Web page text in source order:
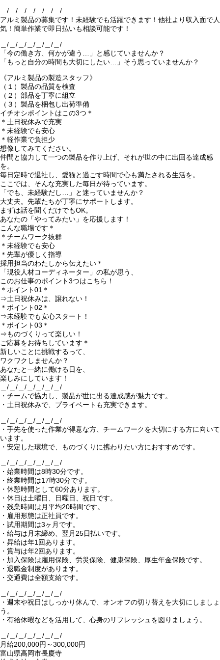
＿/＿/＿/＿/＿/＿/＿/
アルミ製品の募集です！未経験でも活躍できます！他社より収入面で人
気！簡単作業で即日払いも相談可能です！
＿/＿/＿/＿/＿/＿/＿/
「今の働き方、何かが違う…」と感じていませんか？
「もっと自分の時間も大切にしたい…」そう思っていませんか？
《アルミ製品の製造スタッフ》
（１）製品の品質を検査
（２）部品を丁寧に組立
（３）製品を梱包し出荷準備
イチオシポイントはこの3つ＊
＊土日祝休みで充実
＊未経験でも安心
＊軽作業で負担少
想像してみてください。
仲間と協力して一つの製品を作り上げ、それが世の中に出回る達成感
を。
毎日定時で退社し、愛猫と過ごす時間で心も満たされる生活を。
ここでは、そんな充実した毎日が待っています。
「でも、未経験だし…」と迷っていませんか？
大丈夫。先輩たちが丁寧にサポートします。
まずは話を聞くだけでもOK。
あなたの「やってみたい」を応援します！
こんな職場です＊
＊チームワーク抜群
＊未経験でも安心
＊先輩が優しく指導
採用担当のわたしから伝えたい＊
「現役人材コーディネーター」の私が思う、
このお仕事のポイント3つはこちら！
＊ポイント01＊
⇒土日祝休みは、譲れない！
＊ポイント02＊
⇒未経験でも安心スタート！
＊ポイント03＊
⇒ものづくりって楽しい！
ご応募をお待ちしています＊
新しいことに挑戦するって、
ワクワクしませんか？
あなたと一緒に働ける日を、
楽しみにしています！
＿/＿/＿/＿/＿/＿/＿/
・チームで協力し、製品が世に出る達成感が魅力です。
・土日祝休みで、プライベートも充実できます。
＿/＿/＿/＿/＿/＿/＿/
・手先を使った作業が得意な方、チームワークを大切にする方に向いて
います。
・安定した環境で、ものづくりに携わりたい方におすすめです。
＿/＿/＿/＿/＿/＿/＿/
・始業時間は8時30分です。
・終業時間は17時30分です。
・休憩時間として60分あります。
・休日は土曜日、日曜日、祝日です。
・残業時間は月平均20時間です。
・雇用形態は正社員です。
・試用期間は3ヶ月です。
・給与は月末締め、翌月25日払いです。
・昇給は年1回あります。
・賞与は年2回あります。
・加入保険は雇用保険、労災保険、健康保険、厚生年金保険です。
・退職金制度があります。
・交通費は全額支給です。
＿/＿/＿/＿/＿/＿/＿/
・週末や祝日はしっかり休んで、オンオフの切り替えを大切にしましょ
う。
・有給休暇などを活用して、心身のリフレッシュを図りましょう。
＿/＿/＿/＿/＿/＿/＿/
月給200,000円～300,000円
富山県高岡市長慶寺